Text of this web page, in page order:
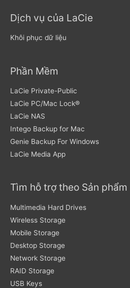
Dịch vụ của LaCie
Khôi phục dữ liệu
Phần Mềm
LaCie Private-Public
LaCie PC/Mac Lock®
LaCie NAS
Intego Backup for Mac
Genie Backup For Windows
LaCie Media App
Tìm hỗ trợ theo Sản phẩm
Multimedia Hard Drives
Wireless Storage
Mobile Storage
Desktop Storage
Network Storage
RAID Storage
USB Keys